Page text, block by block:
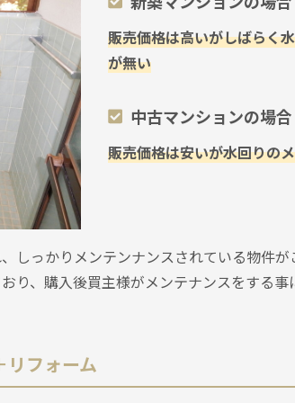
販売価格は高いがしばらく
が無い
中古マンションの場合
販売価格は安いが水回りの
しっかりメンテンナンスされている物件
り、購入後買主様がメンテナンスをする事
リフォーム